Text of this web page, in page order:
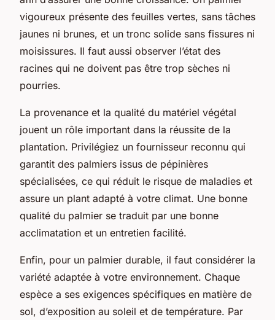
vigoureux présente des feuilles vertes, sans tâches
jaunes ni brunes, et un tronc solide sans fissures ni
moisissures. Il faut aussi observer l’état des
racines qui ne doivent pas être trop sèches ni
pourries.
La provenance et la qualité du matériel végétal
jouent un rôle important dans la réussite de la
plantation. Privilégiez un fournisseur reconnu qui
garantit des palmiers issus de pépinières
spécialisées, ce qui réduit le risque de maladies et
assure un plant adapté à votre climat. Une bonne
qualité du palmier se traduit par une bonne
acclimatation et un entretien facilité.
Enfin, pour un palmier durable, il faut considérer la
variété adaptée à votre environnement. Chaque
espèce a ses exigences spécifiques en matière de
sol, d’exposition au soleil et de température. Par